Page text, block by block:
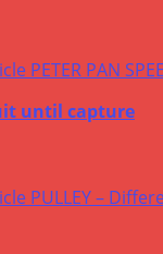
until capture